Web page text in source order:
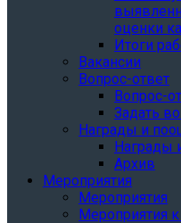
оценки
Итоги
Вакансии
Вопрос-ответ
Вопрос-
Задать
Награды и
Награды
Архив
Мероприятия
Мероприятия
Мероприятия